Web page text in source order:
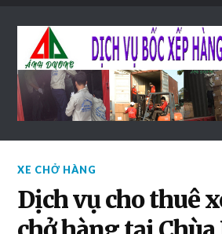
XE CHỞ HÀNG
Dịch vụ cho thuê